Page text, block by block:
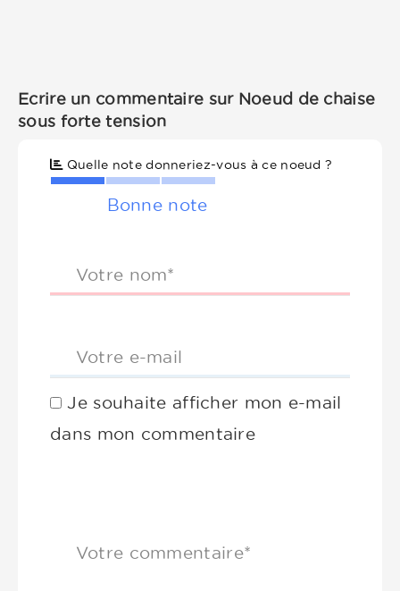
Ecrire un commentaire sur Noeud de chaise
sous forte tension
Quelle note donneriez-vous à ce noeud ?
Bonne note
Votre nom*
Votre e-mail
Je souhaite afficher mon e-mail
dans mon commentaire
Votre commentaire*